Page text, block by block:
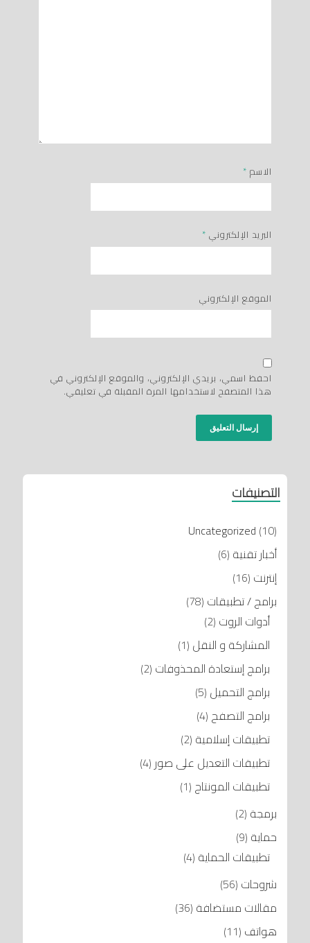
الاسم *
البريد الإلكتروني *
الموقع الإلكتروني
احفظ اسمي، بريدي الإلكتروني، والموقع الإلكتروني في
هذا المتصفح لاستخدامها المرة المقبلة في تعليقي.
التصنيفات
Uncategorized (10)
أخبار تقنية (6)
إنترنت (16)
برامج / تطبيقات (78)
أدوات الروت (2)
المشاركة و النقل (1)
برامج إستعادة المحذوفات (2)
برامج التحميل (5)
برامج التصفح (4)
تطبيقات إسلامية (2)
تطبيقات التعديل على صور (4)
تطبيقات المونتاج (1)
برمجة (2)
حماية (9)
تطبيقات الحماية (4)
شروحات (56)
مقالات مستضافة (36)
هواتف (11)